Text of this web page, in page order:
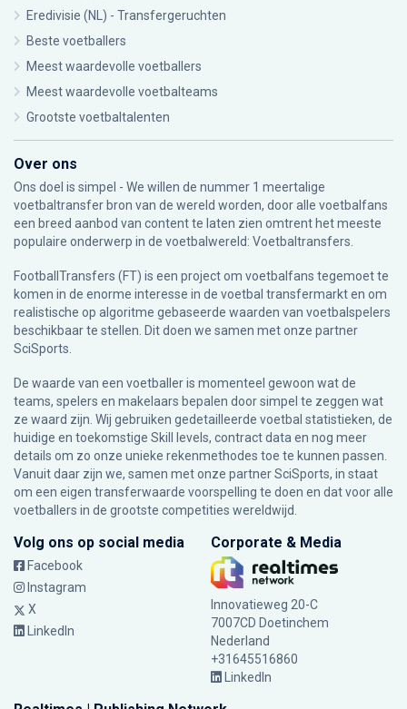
Eredivisie (NL) - Transfergeruchten
Beste voetballers
Meest waardevolle voetballers
Meest waardevolle voetbalteams
Grootste voetbaltalenten
Over ons
Ons doel is simpel - We willen de nummer 1 meertalige
voetbaltransfer bron van de wereld worden, door alle voetbalfans
een breed aanbod van content te laten zien omtrent het meeste
populaire onderwerp in de voetbalwereld: Voetbaltransfers.
FootballTransfers (FT) is een project om voetbalfans tegemoet te
komen in de enorme interesse in de voetbal transfermarkt en om
realistische op algoritme gebaseerde waarden van voetbalspelers
beschikbaar te stellen. Dit doen we samen met onze partner
SciSports.
De waarde van een voetballer is momenteel gewoon wat de
teams, spelers en makelaars bepalen door simpel te zeggen wat
ze waard zijn. Wij gebruiken gedetailleerde voetbal statistieken, de
huidige en toekomstige Skill levels, contract data en nog meer
details om zo onze unieke rekenmethodes toe te kunnen passen.
Vanuit daar zijn we, samen met onze partner SciSports, in staat
om een eigen transferwaarde voorspelling te doen en dat voor alle
voetballers in de grootste competities wereldwijd.
Volg ons op social media
Facebook
Instagram
X
LinkedIn
Corporate & Media
Innovatieweg 20-C
7007CD Doetinchem
Nederland
+31645516860
LinkedIn